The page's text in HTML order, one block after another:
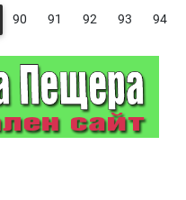
90 91 92 93 94